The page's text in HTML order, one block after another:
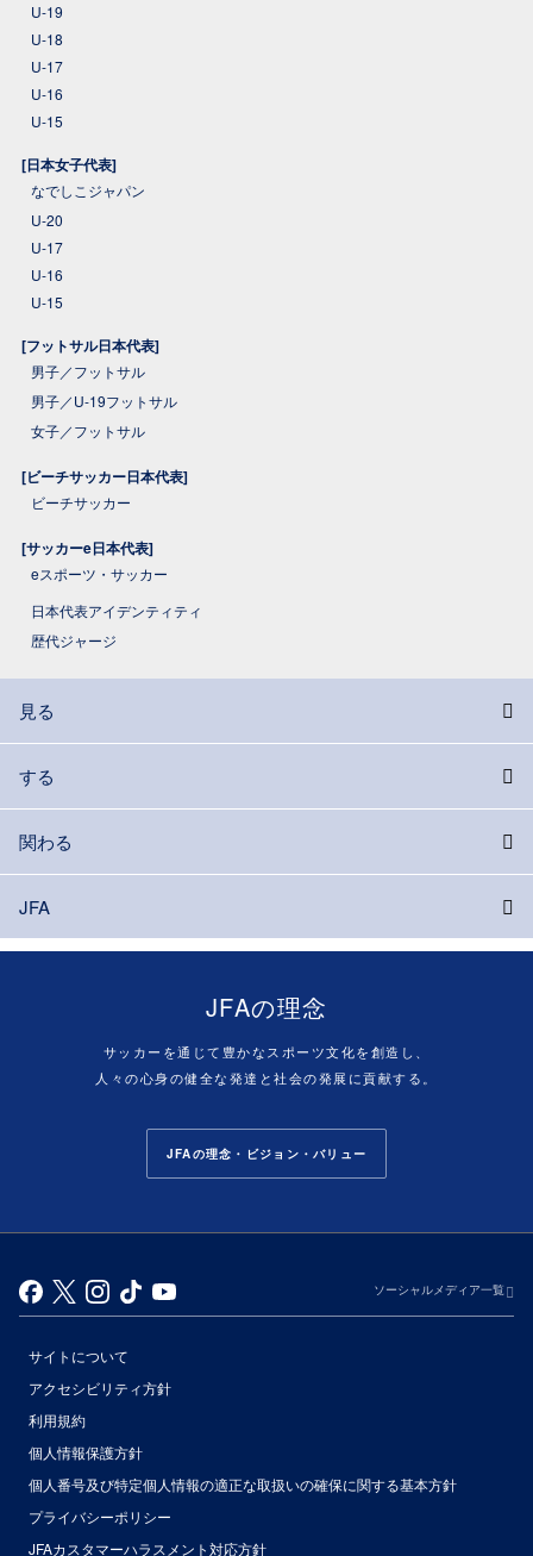
U-19
U-18
U-17
U-16
U-15
[日本女子代表]
なでしこジャパン
U-20
U-17
U-16
U-15
[フットサル日本代表]
男子／フットサル
男子／U-19フットサル
女子／フットサル
[ビーチサッカー日本代表]
ビーチサッカー
[サッカーe日本代表]
eスポーツ・サッカー
日本代表アイデンティティ
歴代ジャージ
見る
する
関わる
JFA
JFAの理念
サッカーを通じて豊かなスポーツ文化を創造し、
人々の心身の健全な発達と社会の発展に貢献する。
JFAの理念・ビジョン・バリュー
ソーシャルメディア一覧
サイトについて
アクセシビリティ方針
利用規約
個人情報保護方針
個人番号及び特定個人情報の適正な取扱いの確保に関する基本方針
プライバシーポリシー
JFAカスタマーハラスメント対応方針